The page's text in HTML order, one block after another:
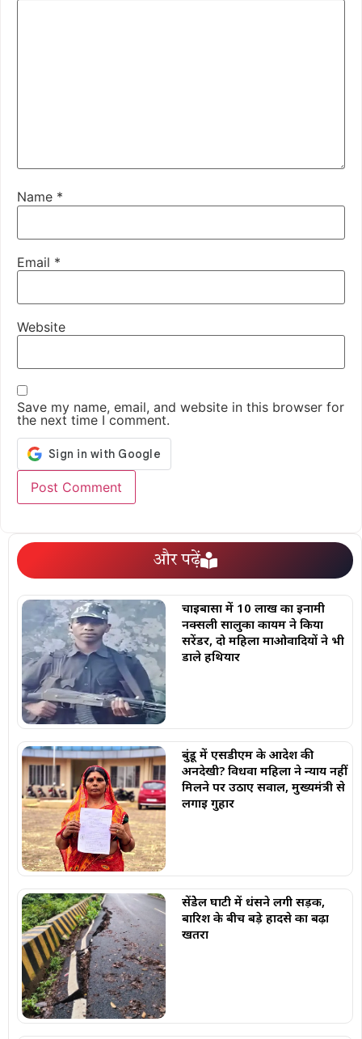
Name *
Email *
Website
Save my name, email, and website in this browser for
the next time I comment.
और पढ़ें
चाईबासा में 10 लाख का इनामी
नक्सली सालुका कायम ने किया
सरेंडर, दो महिला माओवादियों ने भी
डाले हथियार
बुंडू में एसडीएम के आदेश की
अनदेखी? विधवा महिला ने न्याय नहीं
मिलने पर उठाए सवाल, मुख्यमंत्री से
लगाई गुहार
सेंडेेल घाटी में धंसने लगी सड़क,
बारिश के बीच बड़े हादसे का बढ़ा
खतरा